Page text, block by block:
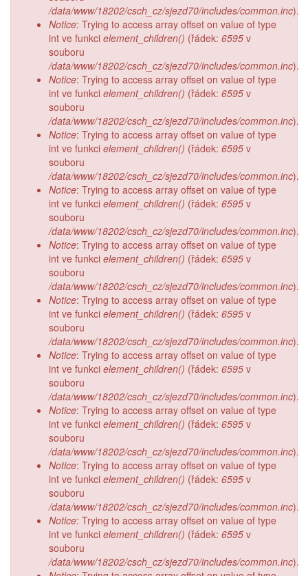
/data/www/18202/csch_cz/sjezd70/includes/common.inc).
Notice: Trying to access array offset on value of type
int ve funkci element_children() (řádek: 6595 v
souboru
/data/www/18202/csch_cz/sjezd70/includes/common.inc).
Notice: Trying to access array offset on value of type
int ve funkci element_children() (řádek: 6595 v
souboru
/data/www/18202/csch_cz/sjezd70/includes/common.inc).
Notice: Trying to access array offset on value of type
int ve funkci element_children() (řádek: 6595 v
souboru
/data/www/18202/csch_cz/sjezd70/includes/common.inc).
Notice: Trying to access array offset on value of type
int ve funkci element_children() (řádek: 6595 v
souboru
/data/www/18202/csch_cz/sjezd70/includes/common.inc).
Notice: Trying to access array offset on value of type
int ve funkci element_children() (řádek: 6595 v
souboru
/data/www/18202/csch_cz/sjezd70/includes/common.inc).
Notice: Trying to access array offset on value of type
int ve funkci element_children() (řádek: 6595 v
souboru
/data/www/18202/csch_cz/sjezd70/includes/common.inc).
Notice: Trying to access array offset on value of type
int ve funkci element_children() (řádek: 6595 v
souboru
/data/www/18202/csch_cz/sjezd70/includes/common.inc).
Notice: Trying to access array offset on value of type
int ve funkci element_children() (řádek: 6595 v
souboru
/data/www/18202/csch_cz/sjezd70/includes/common.inc).
Notice: Trying to access array offset on value of type
int ve funkci element_children() (řádek: 6595 v
souboru
/data/www/18202/csch_cz/sjezd70/includes/common.inc).
Notice: Trying to access array offset on value of type
int ve funkci element_children() (řádek: 6595 v
souboru
/data/www/18202/csch_cz/sjezd70/includes/common.inc).